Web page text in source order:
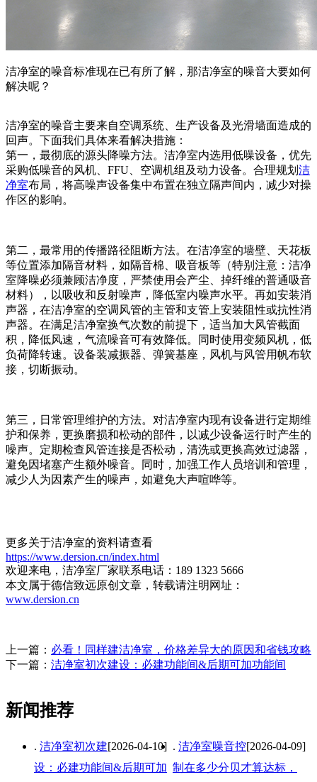
洁净室的噪音标准现在已有所了解，那洁净室的噪音大要如何
解决呢？
洁净室的噪音主要来自空调系统、生产设备及光滑墙面造成的
回声。下面我们具体来看解决措施：
第一，最彻底的源头降噪方法。洁净室内选用低噪设备，优先
采购低噪音的风机、FFU、空调机组及动力设备。合理规划 洁
净室布局，将高噪声设备集中布置在独立隔声间内，减少对操
作区的影响。
第二，最常用的传播路径阻断方法。在洁净室的墙壁、天花板
等位置添加隔音材料，如隔音棉、吸音板等（特别注意：洁净
室降噪必须兼顾洁净度，严禁使用会产尘、掉纤维的普通吸音
材料），以吸收和反射噪声，降低室内噪声水平。再如安装消
声器，在洁净室的空调风管的主管和支管上安装阻性或抗性消
声器。在满足洁净室换气次数的前提下，适当加大风管截面
积，降低风速，气流噪音可有效降低。同时使用变频风机，低
负荷降转速。设备装减振器、弹簧基座，风机与风管用帆布软
接，切断振动。
第三，日常管理维护的方法。对洁净室内现有设备进行定期维
护和保养，更换磨损和松动的部件，以减少设备运行时产生的
噪声。定期检查风管连接是否松动，清洗或更换高效过滤器，
避免因堵塞产生额外噪音。同时，加强工作人员培训和管理，
减少人为因素产生的噪声，如避免大声喧哗等。
更多关于洁净室的资料请查看
https://www.dersion.cn/index.html
欢迎来电，洁净室厂家联系电话：189 1323 5666
本文属于德信致远原创文章，转载请注明网址：
www.dersion.cn
上一篇： 必看！同样建洁净室，价格差异大的原因和省钱攻略
下一篇： 洁净室初次建设：必建功能间&后期可加功能间
新闻推荐
[2026-04-10]
. 洁净室初次建
设：必建功能间&后期可加
[2026-04-09]
. 洁净室噪音控
制在多少分贝才算达标，